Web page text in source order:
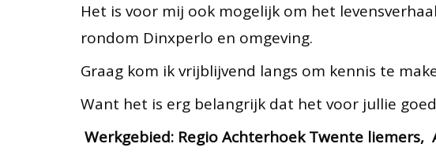
Het is voor mij ook mogelijk om het
rondom Dinxperlo en omgeving.
Graag kom ik vrijblijvend langs om kennis te
Want het is erg belangrijk dat het voor jullie
Werkgebied: Regio Achterhoek Twente liemers,